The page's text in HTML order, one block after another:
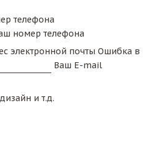
телефона
номер телефона
электронной почты Ошибка в
Ваш E-mail
и т.д.